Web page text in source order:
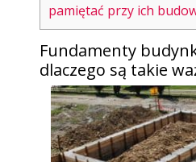
pamiętać przy ich
Fundamenty
dlaczego są takie